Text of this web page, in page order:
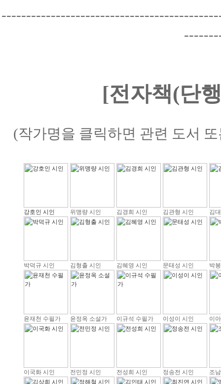
[전자책(단
(작가명을 클릭하면 관련 도서
강호인 시인 위맹량 시인 김경희 시인 김관형 시인 김
박덕규 시인 김형출 시인 김혜영 시인 문태성 시인 박
윤재천 수필가 윤정옥 소설가 이규석 수필가 이성이 시인 이
이국화 시인 전민정 시인 전성희 시인 정송전 시인 조